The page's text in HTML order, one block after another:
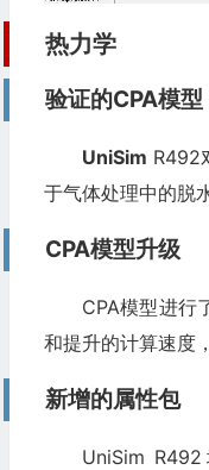
热力学
验证的CPA模型
UniSim R492
于气体处理中的脱
CPA模型升级
CPA模型进行
和提升的计算速度
新增的属性包
UniSim